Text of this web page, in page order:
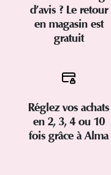
d’avis ? Le retour
en magasin est
gratuit
Réglez vos achats
en 2, 3, 4 ou 10
fois grâce à Alma